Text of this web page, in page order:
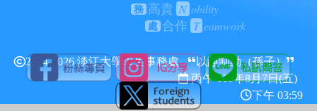
務 高貴 N obility
處 合作 T eamwork
2024-2026 淡江大學學生事務處
以靜制動（孫子）
丙午 115年8月7日(五)
下午 03:59